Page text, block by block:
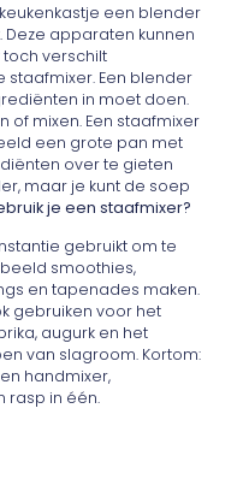
een blender
apparaten kunnen
verschilt
Een blender
in moet doen.
of mixen. Een staafmixer
een grote pan met
over te gieten
maar je kunt de soep
je een staafmixer?
gebruikt om te
smoothies,
en tapenades maken.
gebruiken voor het
augurk en het
van slagroom. Kortom:
handmixer,
rasp in één.